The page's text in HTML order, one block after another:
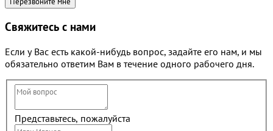
Свяжитесь с нами
Если у Вас есть какой-нибудь вопрос, задайте его нам, и мы
обязательно ответим Вам в течение одного рабочего дня.
Представьтесь, пожалуйста